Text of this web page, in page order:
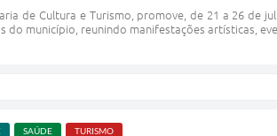
de Cultura e Turismo, promove, de 21 a 26 de
município, reunindo manifestações artísticas,
SAÚDE TURISMO